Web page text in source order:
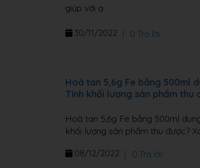
giúp với ạ
30/11/2022 0 Trả lời
Hoà tan 5,6g Fe bằng 500ml
Tính khối lượng sản phẩm thu
Hoà tan 5,6g Fe bằng 500ml
khối lượng sản phẩm thu được?
08/12/2022 0 Trả lời